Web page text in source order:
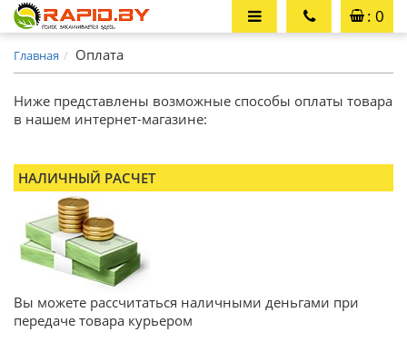
: 0
Главная Оплата
Ниже представлены возможные способы оплаты товара
в нашем интернет-магазине:
НАЛИЧНЫЙ РАСЧЕТ
Вы можете рассчитаться наличными деньгами при
передаче товара курьером